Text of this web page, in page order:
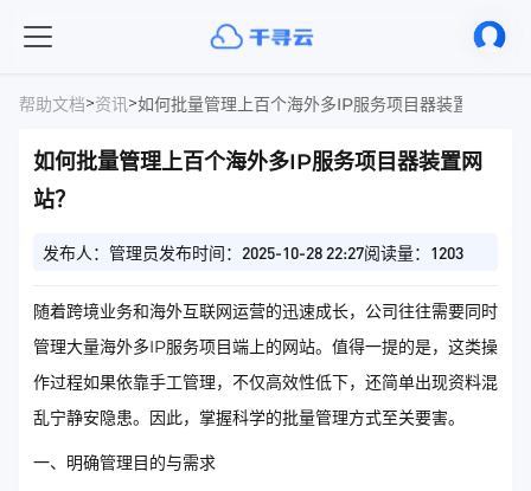
帮助文档>资讯>如何批量管理上百个海外多IP服务项目器装置网站？
如何批量管理上百个海外多IP服务项目器装置网
站？
发布人：管理员发布时间：2025-10-28 22:27阅读量：1203
随着跨境业务和海外互联网运营的迅速成长，公司往往需要同时
管理大量海外多IP服务项目端上的网站。值得一提的是，这类操
作过程如果依靠手工管理，不仅高效性低下，还简单出现资料混
乱宁静安隐患。因此，掌握科学的批量管理方式至关要害。
一、明确管理目的与需求